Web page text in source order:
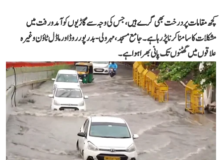
کچھ مقامات پر درخت بھی گرے ہیں، جس کی وجہ سے گاڑیوں کو آمد و رفت میں
مشکلات کا سامنا کرنا پڑ رہا ہے۔ جامع مسجد، مہرولی-بدرپور روڈ اور ماڈل ٹاؤن وغیرہ
علاقوں میں گھٹنوں تک پانی بھرا ہوا ہے۔